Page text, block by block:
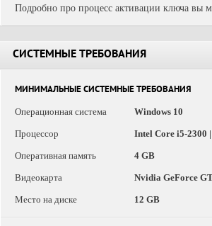
Подробно про процесс активации ключа вы
СИСТЕМНЫЕ ТРЕБОВАНИЯ
МИНИМАЛЬНЫЕ СИСТЕМНЫЕ ТРЕБОВАНИЯ
Операционная система
Windows 10
Процессор Intel Core i5-2300
Оперативная память 4 GB
Видеокарта Nvidia GeForce
Место на диске 12 GB